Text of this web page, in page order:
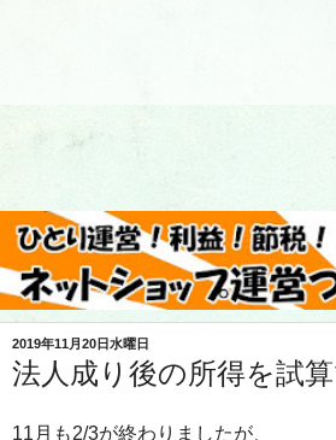
2019年11月20日水曜日
法人成り後の所得を試算
11月も2/3が終わりましたが、